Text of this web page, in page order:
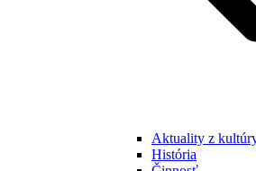
Aktuality z
História